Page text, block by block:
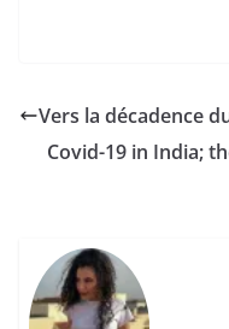
Vers la décadence
Covid-19 in India;